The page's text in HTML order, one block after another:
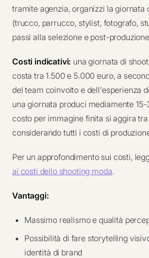
tramite agenzia, organizzi la giornata
(trucco, parrucco, stylist, fotografo,
passi alla selezione e post-
Costi indicativi: una giornata di
costa tra 1.500 e 5.000 euro, a
del team coinvolto e dell'esperienza
una giornata produci mediamente
costo per immagine finita si aggira
considerando tutti i costi di
Per un approfondimento sui costi,
ai costi dello shooting moda.
Vantaggi:
Massimo realismo e qualità
Possibilità di fare storytelling
identità di brand